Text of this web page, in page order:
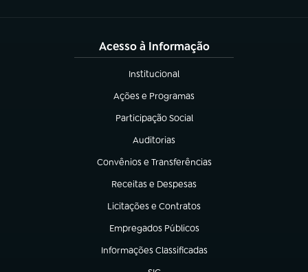
Acesso à Informação
Institucional
(abre em nova aba)
Ações e Programas
(abre em nova aba)
Participação Social
(abre em nova aba)
Auditorias
(abre em nova aba)
Convênios e Transferências
(abre em nova aba)
Receitas e Despesas
(abre em nova aba)
Licitações e Contratos
(abre em nova aba)
Empregados Públicos
(abre em nova aba)
Informações Classificadas
(abre em nova aba)